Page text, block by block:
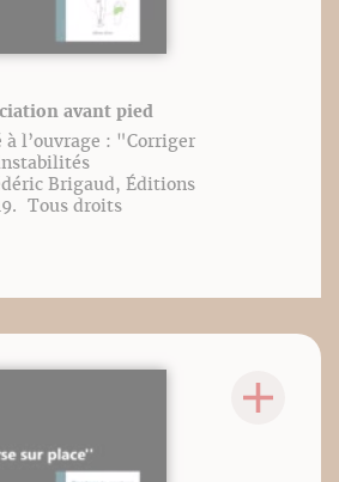
avant pied
à l’ouvrage : "Corriger
Brigaud, Éditions
Tous droits